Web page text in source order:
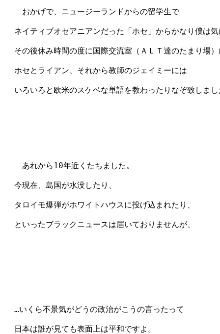
おかげで、ニュージーランドからの留学生で
ネイティブオセアニアンだった「ホセ」からかなり僕は
その後休み時間の度に国際交流室（ＡＬＴ達のたまり場
ホセとライアン、それから教師のジェイミーには
いろいろと欧米のスケベな単語を教わったりなぞ致しま
あれから10年近くたちました。
今現在、島国が水没したり、
タロイモ爆弾がホワイトハウスに投げ込まれたり、
といったブラックニュースは届いておりませんが、
…いくら不景気がどうの政治がこうの言ったって
日本は誰が見ても表面上は平和ですよ。